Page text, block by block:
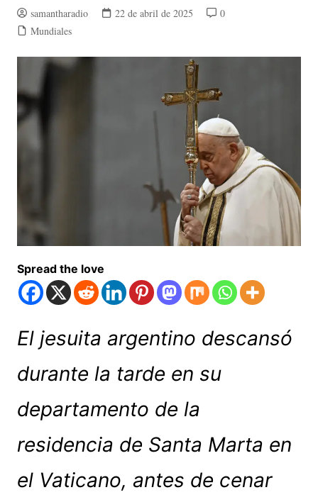
samantharadio 22 de abril de 2025
0
Mundiales
Spread the love
El jesuita argentino descansó
durante la tarde en su
departamento de la
residencia de Santa Marta en
el Vaticano, antes de cenar